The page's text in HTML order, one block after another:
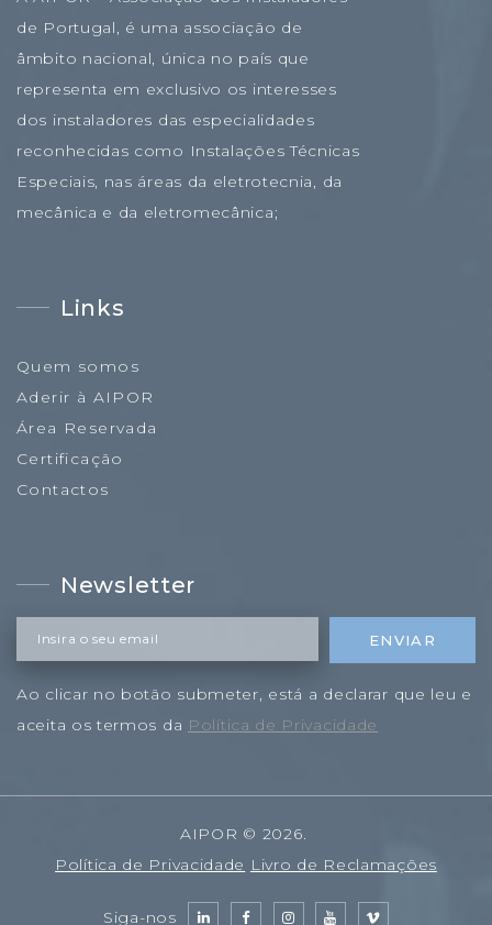
de Portugal, é uma associação de
âmbito nacional, única no país que
representa em exclusivo os interesses
dos instaladores das especialidades
reconhecidas como Instalações Técnicas
Especiais, nas áreas da eletrotecnia, da
mecânica e da eletromecânica;
Links
Quem somos
Aderir à AIPOR
Área Reservada
Certificação
Contactos
Newsletter
Insira o seu email ENVIAR
Ao clicar no botão submeter, está a declarar que leu e
aceita os termos da Política de Privacidade
AIPOR © 2026.
Política de Privacidade Livro de Reclamações
Siga-nos